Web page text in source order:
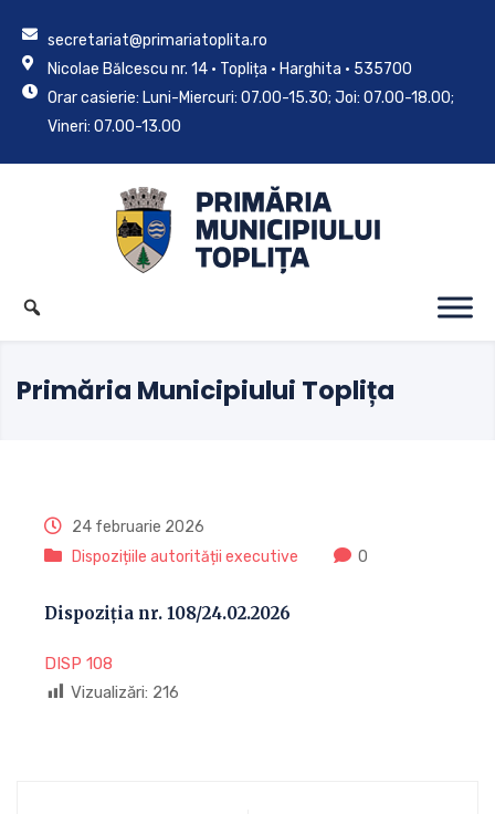
secretariat@primariatoplita.ro
Nicolae Bălcescu nr. 14 • Toplița • Harghita • 535700
Orar casierie: Luni-Miercuri: 07.00-15.30; Joi: 07.00-18.00;
Vineri: 07.00-13.00
Primăria Municipiului Toplița
24 februarie 2026
Dispozițiile autorității executive
0
Dispoziția nr. 108/24.02.2026
DISP 108
Vizualizări: 216